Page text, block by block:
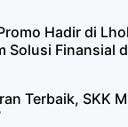
Hadir di
Solusi Finansial
Terbaik, SKK